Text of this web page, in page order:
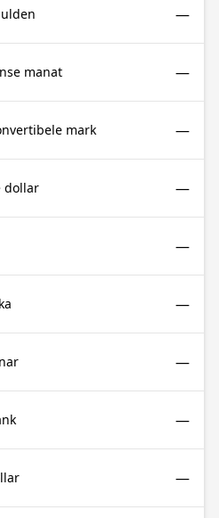
—
manat —
mark —
dollar —
—
—
—
—
—